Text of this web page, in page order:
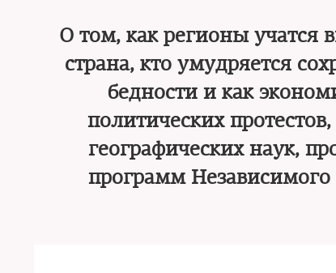
О том, как регионы учатся
страна, кто умудряется
бедности и как
политических
географических наук,
программ